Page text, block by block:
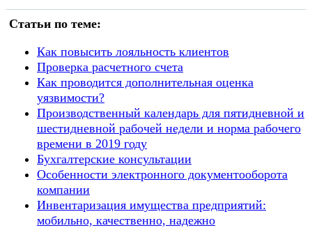
Статьи по теме:
Как повысить лояльность клиентов
Проверка расчетного счета
Как проводится дополнительная оценка
уязвимости?
Производственный календарь для пятидневной и
шестидневной рабочей недели и норма рабочего
времени в 2019 году
Бухгалтерские консультации
Особенности электронного документооборота
компании
Инвентаризация имущества предприятий:
мобильно, качественно, надежно